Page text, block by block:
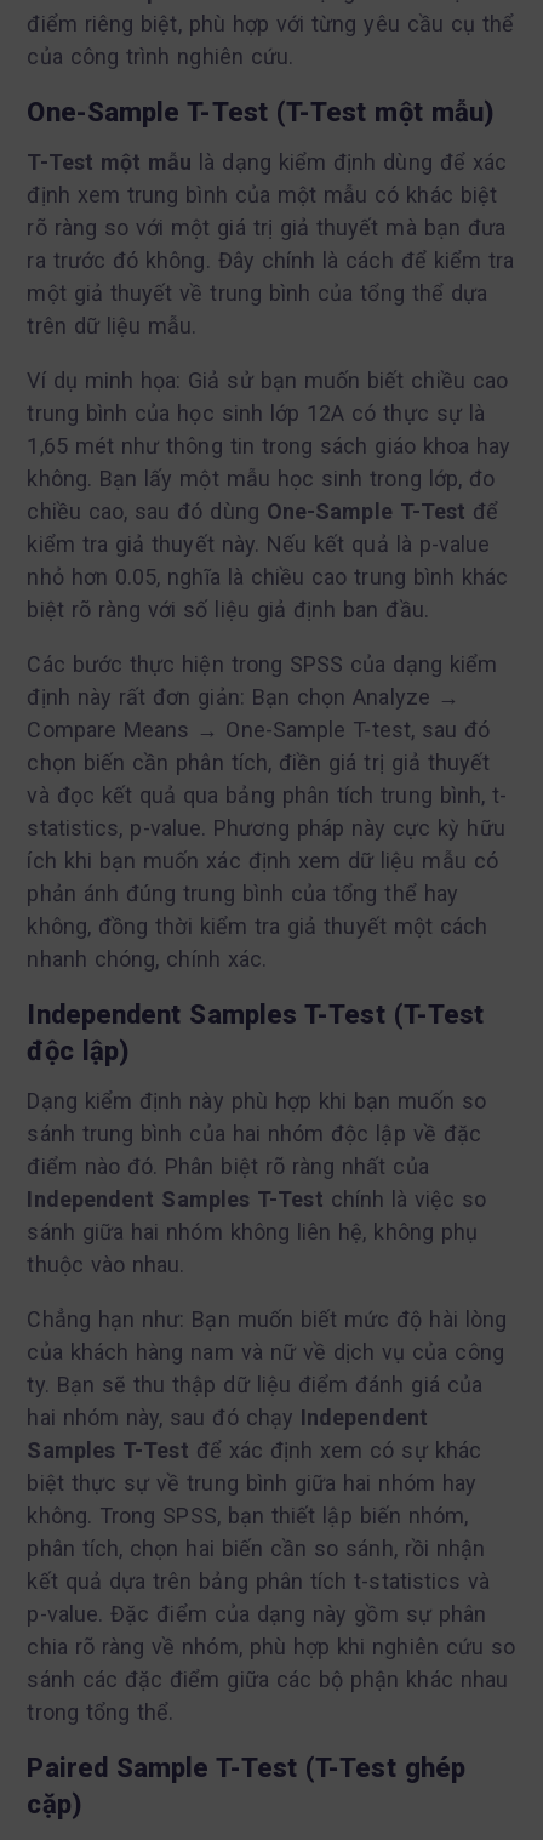
điểm riêng biệt, phù hợp với từng yêu cầu cụ thể
của công trình nghiên cứu.
One-Sample T-Test (T-Test một mẫu)
T-Test một mẫu là dạng kiểm định dùng để xác
định xem trung bình của một mẫu có khác biệt
rõ ràng so với một giá trị giả thuyết mà bạn đưa
ra trước đó không. Đây chính là cách để kiểm tra
một giả thuyết về trung bình của tổng thể dựa
trên dữ liệu mẫu.
Ví dụ minh họa: Giả sử bạn muốn biết chiều cao
trung bình của học sinh lớp 12A có thực sự là
1,65 mét như thông tin trong sách giáo khoa hay
không. Bạn lấy một mẫu học sinh trong lớp, đo
chiều cao, sau đó dùng One-Sample T-Test để
kiểm tra giả thuyết này. Nếu kết quả là p-value
nhỏ hơn 0.05, nghĩa là chiều cao trung bình khác
biệt rõ ràng với số liệu giả định ban đầu.
Các bước thực hiện trong SPSS của dạng kiểm
định này rất đơn giản: Bạn chọn Analyze →
Compare Means → One-Sample T-test, sau đó
chọn biến cần phân tích, điền giá trị giả thuyết
và đọc kết quả qua bảng phân tích trung bình, t-
statistics, p-value. Phương pháp này cực kỳ hữu
ích khi bạn muốn xác định xem dữ liệu mẫu có
phản ánh đúng trung bình của tổng thể hay
không, đồng thời kiểm tra giả thuyết một cách
nhanh chóng, chính xác.
Independent Samples T-Test (T-Test
độc lập)
Dạng kiểm định này phù hợp khi bạn muốn so
sánh trung bình của hai nhóm độc lập về đặc
điểm nào đó. Phân biệt rõ ràng nhất của
Independent Samples T-Test chính là việc so
sánh giữa hai nhóm không liên hệ, không phụ
thuộc vào nhau.
Chẳng hạn như: Bạn muốn biết mức độ hài lòng
của khách hàng nam và nữ về dịch vụ của công
ty. Bạn sẽ thu thập dữ liệu điểm đánh giá của
hai nhóm này, sau đó chạy Independent
Samples T-Test để xác định xem có sự khác
biệt thực sự về trung bình giữa hai nhóm hay
không. Trong SPSS, bạn thiết lập biến nhóm,
phân tích, chọn hai biến cần so sánh, rồi nhận
kết quả dựa trên bảng phân tích t-statistics và
p-value. Đặc điểm của dạng này gồm sự phân
chia rõ ràng về nhóm, phù hợp khi nghiên cứu so
sánh các đặc điểm giữa các bộ phận khác nhau
trong tổng thể.
Paired Sample T-Test (T-Test ghép
cặp)